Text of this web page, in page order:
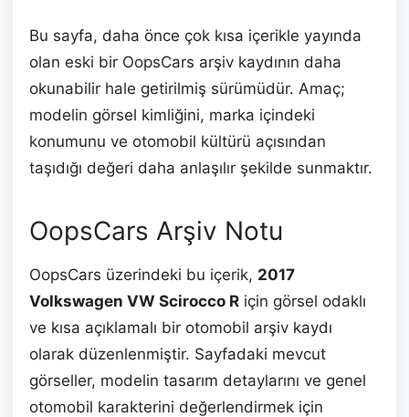
Bu sayfa, daha önce çok kısa içerikle yayında
olan eski bir OopsCars arşiv kaydının daha
okunabilir hale getirilmiş sürümüdür. Amaç;
modelin görsel kimliğini, marka içindeki
konumunu ve otomobil kültürü açısından
taşıdığı değeri daha anlaşılır şekilde sunmaktır.
OopsCars Arşiv Notu
OopsCars üzerindeki bu içerik, 2017
Volkswagen VW Scirocco R için görsel odaklı
ve kısa açıklamalı bir otomobil arşiv kaydı
olarak düzenlenmiştir. Sayfadaki mevcut
görseller, modelin tasarım detaylarını ve genel
otomobil karakterini değerlendirmek için